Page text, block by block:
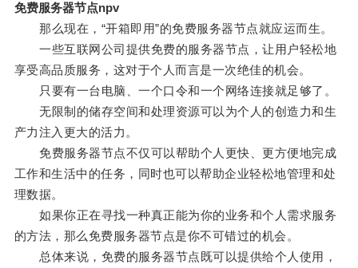
免费服务器节点npv
那么现在，“开箱即用”的免费服务器节点就应运而生。
一些互联网公司提供免费的服务器节点，让用户轻松地
享受高品质服务，这对于个人而言是一次绝佳的机会。
只要有一台电脑、一个口令和一个网络连接就足够了。
无限制的储存空间和处理资源可以为个人的创造力和生
产力注入更大的活力。
免费服务器节点不仅可以帮助个人更快、更方便地完成
工作和生活中的任务，同时也可以帮助企业轻松地管理和处
理数据。
如果你正在寻找一种真正能为你的业务和个人需求服务
的方法，那么免费服务器节点是你不可错过的机会。
总体来说，免费的服务器节点既可以提供给个人使用，